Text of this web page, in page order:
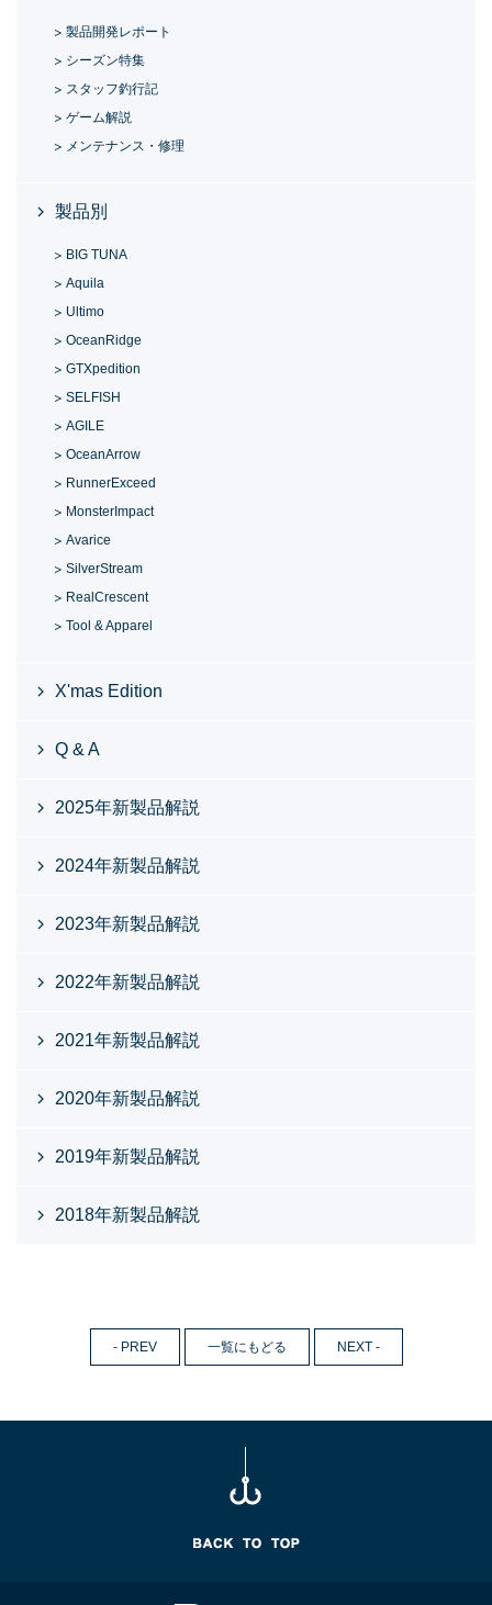
製品開発レポート
シーズン特集
スタッフ釣行記
ゲーム解説
メンテナンス・修理
製品別
BIG TUNA
Aquila
Ultimo
OceanRidge
GTXpedition
SELFISH
AGILE
OceanArrow
RunnerExceed
MonsterImpact
Avarice
SilverStream
RealCrescent
Tool & Apparel
X'mas Edition
Q & A
2025年新製品解説
2024年新製品解説
2023年新製品解説
2022年新製品解説
2021年新製品解説
2020年新製品解説
2019年新製品解説
2018年新製品解説
- PREV 一覧にもどる NEXT -